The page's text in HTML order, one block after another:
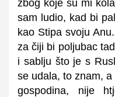
zbog koje su mi
sam ludio, kad bi
kao Stipa svoju
za čiji bi poljubac
i sablju što je s
se udala, to znam,
gospodina, nije